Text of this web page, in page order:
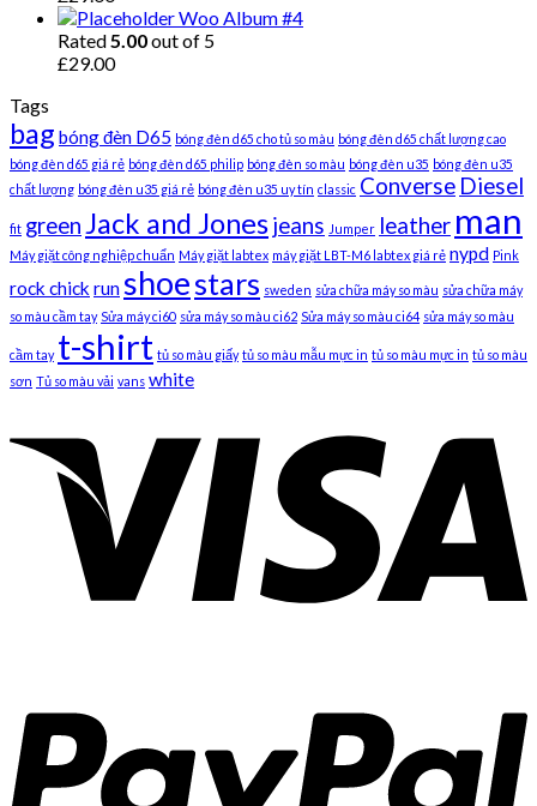
Woo Album #4
Rated5.00out of 5
£29.00
Tags
bag bóng đèn D65 bóng đèn d65 cho tủ so màu bóng đèn d65 chất lượng cao
bóng đèn d65 giá rẻ bóng đèn d65 philip bóng đèn so màu bóng đèn u35 bóng đèn u35
chất lượng bóng đèn u35 giá rẻ bóng đèn u35 uy tín classic Converse Diesel
fit greenJack and Jonesjeans Jumper leather man
Máy giặt công nghiệp chuẩn Máy giặt labtex máy giặt LBT-M6 labtex giá rẻ nypd Pink
rock chick runshoestars sweden sửa chữa máy so màu sửa chữa máy
so màu cầm tay Sửa máy ci60 sửa máy so màu ci62 Sửa máy so màu ci64 sửa máy so màu
cầm tay t-shirt tủ so màu giấy tủ so màu mẫu mực in tủ so màu mực in tủ so màu
sơn Tủ so màu vải vans white